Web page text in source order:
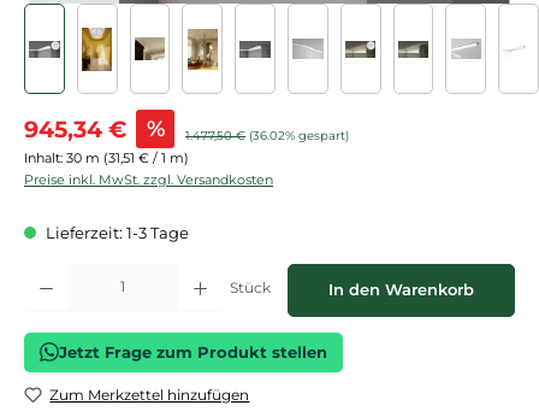
Verkaufspreis:
945,34 € % Regulärer Preis:
1.477,50 € (36.02% gespart)
Inhalt: 30 m (31,51 € / 1 m)
Preise inkl. MwSt. zzgl. Versandkosten
Lieferzeit: 1-3 Tage
Produkt Anzahl: Gib den gewünschten Wert ein oder benutze die
Stück In den Warenkorb
Jetzt Frage zum Produkt stellen
Zum Merkzettel hinzufügen